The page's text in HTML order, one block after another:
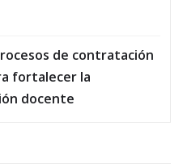
de contratación
fortalecer la
docente